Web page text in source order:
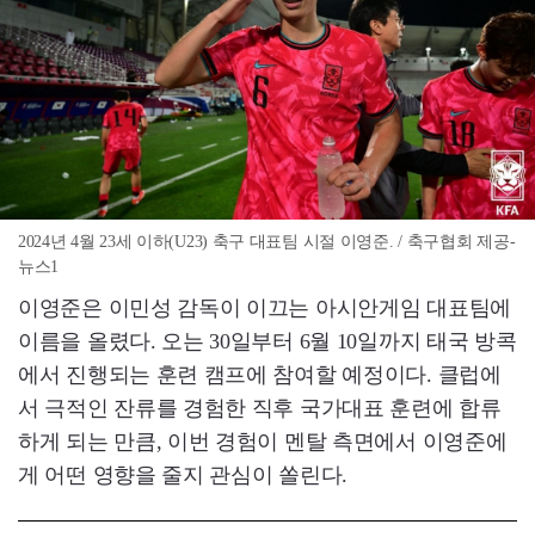
2024년 4월 23세 이하(U23) 축구 대표팀 시절 이영준. / 축구협회 제공-
뉴스1
이영준은 이민성 감독이 이끄는 아시안게임 대표팀에
이름을 올렸다. 오는 30일부터 6월 10일까지 태국 방콕
에서 진행되는 훈련 캠프에 참여할 예정이다. 클럽에
서 극적인 잔류를 경험한 직후 국가대표 훈련에 합류
하게 되는 만큼, 이번 경험이 멘탈 측면에서 이영준에
게 어떤 영향을 줄지 관심이 쏠린다.